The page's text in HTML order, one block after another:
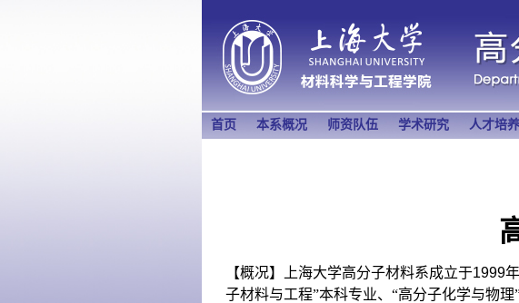
首页 本系概况 师资队伍 学术研究 人才培养
【概况】上海大学高分子材料系成立于1999年
子材料与工程”本科专业、“高分子化学与物